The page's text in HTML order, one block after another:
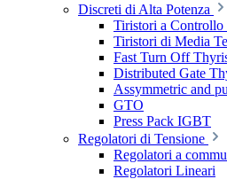
Discreti di Alta Potenza
Tiristori a Controllo
Tiristori di Media
Fast Turn Off
Distributed Gate
Assymmetric and
GTO
Press Pack IGBT
Regolatori di Tensione
Regolatori a
Regolatori Lineari